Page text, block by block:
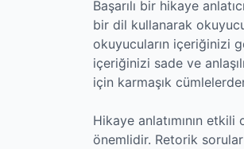
Başarılı bir hikaye
bir dil kullanarak
okuyucuların içeriğinizi
içeriğinizi sade ve
için karmaşık
Hikaye anlatımının
önemlidir. Retorik